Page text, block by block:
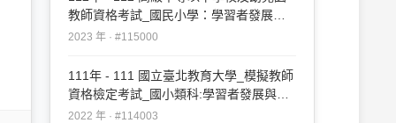
教師資格考試_國民小學：學習者發展與
適性輔導#115000
2023 年 · #115000
111年 - 111 國立臺北教育大學_模擬教師
資格檢定考試_國小類科:學習者發展與適
性輔導#114003
2022 年 · #114003